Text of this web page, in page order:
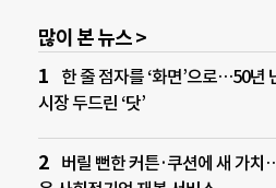
많이 본 뉴스 >
한 줄 점자를 ‘화면’으로…50년
시장 두드린 ‘닷’
버릴 뻔한 커튼·쿠션에 새 가치